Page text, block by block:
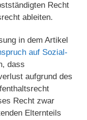
Recht
ableiten.
in dem Artikel
auf Sozial­
dass
aufgrund des
Recht zwar
Elternteils